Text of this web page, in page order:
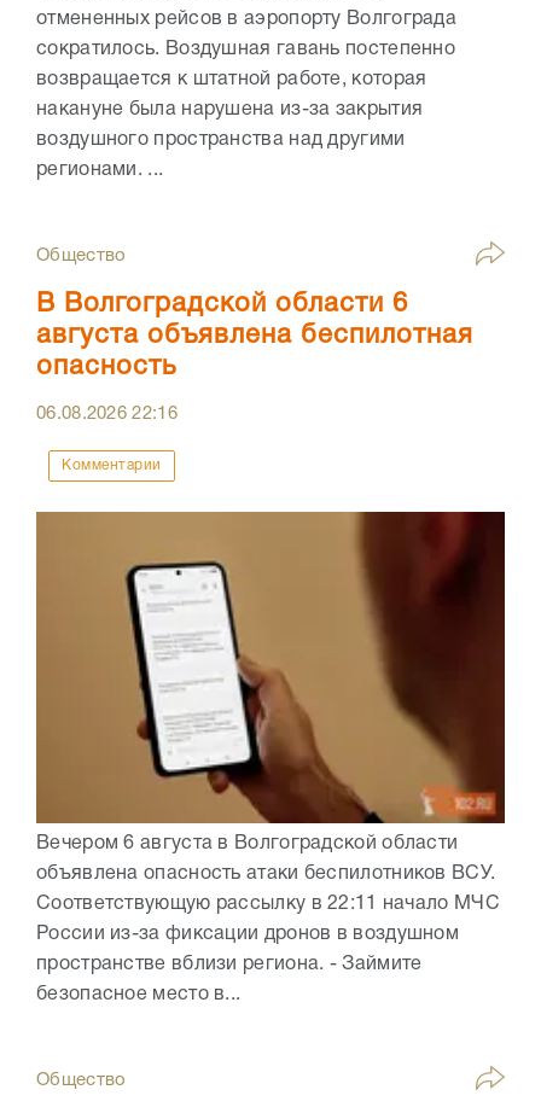
отмененных рейсов в аэропорту Волгограда
сократилось. Воздушная гавань постепенно
возвращается к штатной работе, которая
накануне была нарушена из-за закрытия
воздушного пространства над другими
регионами. ...
Общество
В Волгоградской области 6
августа объявлена беспилотная
опасность
06.08.202622:16
Комментарии
Вечером 6 августа в Волгоградской области
объявлена опасность атаки беспилотников ВСУ.
Соответствующую рассылку в 22:11 начало МЧС
России из-за фиксации дронов в воздушном
пространстве вблизи региона. - Займите
безопасное место в...
Общество